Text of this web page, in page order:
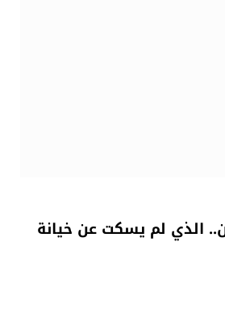
الذي لم يسكت عن خيانة